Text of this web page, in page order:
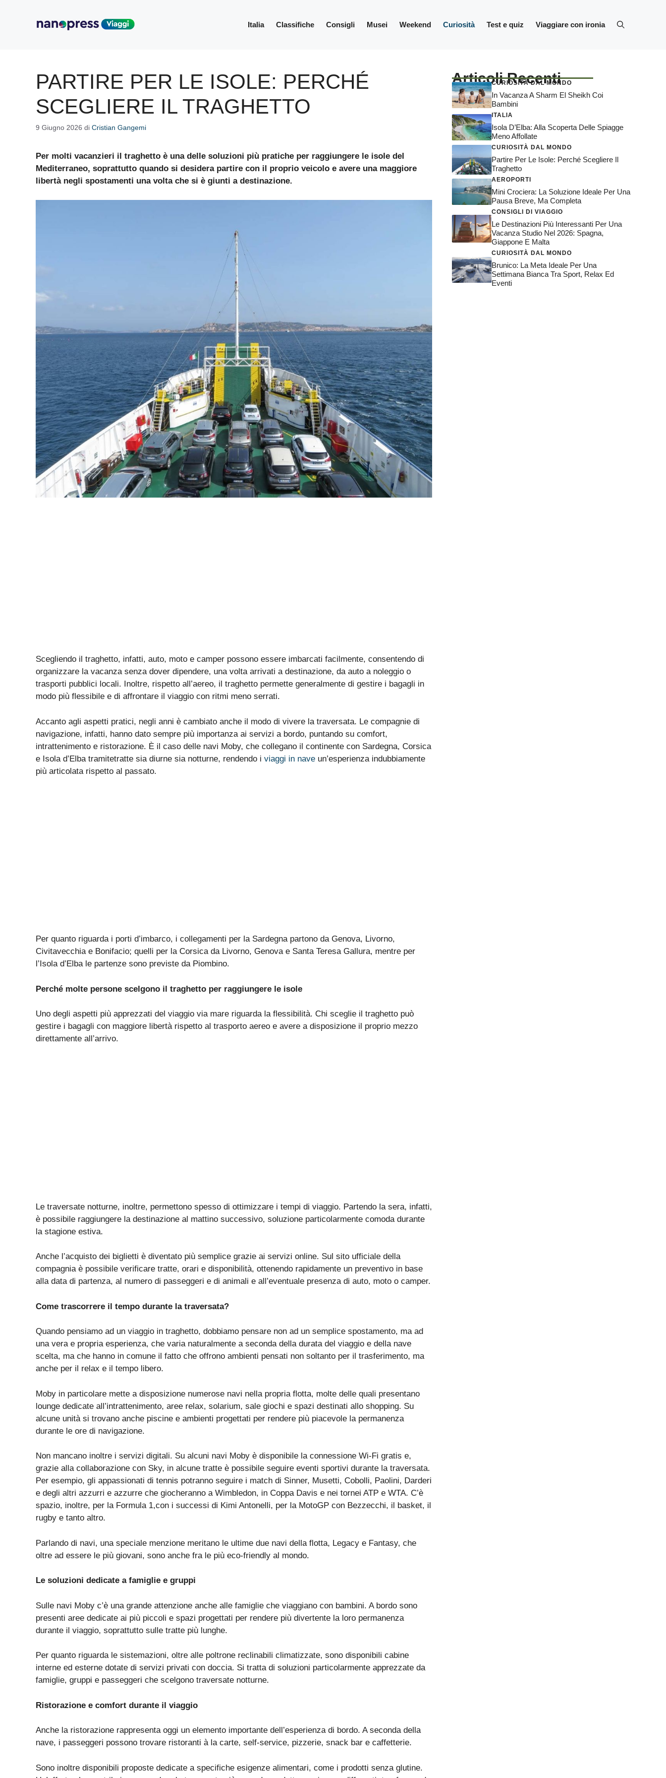
Italia Classifiche Consigli Musei Weekend Curiosità Test e quiz Viaggiare con ironia
PARTIRE PER LE ISOLE: PERCHÉ
SCEGLIERE IL TRAGHETTO
9 Giugno 2026 di Cristian Gangemi
Per molti vacanzieri il traghetto è una delle soluzioni più pratiche per raggiungere le isole del
Mediterraneo, soprattutto quando si desidera partire con il proprio veicolo e avere una maggiore
libertà negli spostamenti una volta che si è giunti a destinazione.
Scegliendo il traghetto, infatti, auto, moto e camper possono essere imbarcati facilmente, consentendo di
organizzare la vacanza senza dover dipendere, una volta arrivati a destinazione, da auto a noleggio o
trasporti pubblici locali. Inoltre, rispetto all’aereo, il traghetto permette generalmente di gestire i bagagli in
modo più flessibile e di affrontare il viaggio con ritmi meno serrati.
Accanto agli aspetti pratici, negli anni è cambiato anche il modo di vivere la traversata. Le compagnie di
navigazione, infatti, hanno dato sempre più importanza ai servizi a bordo, puntando su comfort,
intrattenimento e ristorazione. È il caso delle navi Moby, che collegano il continente con Sardegna, Corsica
e Isola d’Elba tramitetratte sia diurne sia notturne, rendendo i viaggi in nave un’esperienza indubbiamente
più articolata rispetto al passato.
Per quanto riguarda i porti d’imbarco, i collegamenti per la Sardegna partono da Genova, Livorno,
Civitavecchia e Bonifacio; quelli per la Corsica da Livorno, Genova e Santa Teresa Gallura, mentre per
l’Isola d’Elba le partenze sono previste da Piombino.
Perché molte persone scelgono il traghetto per raggiungere le isole
Uno degli aspetti più apprezzati del viaggio via mare riguarda la flessibilità. Chi sceglie il traghetto può
gestire i bagagli con maggiore libertà rispetto al trasporto aereo e avere a disposizione il proprio mezzo
direttamente all’arrivo.
Le traversate notturne, inoltre, permettono spesso di ottimizzare i tempi di viaggio. Partendo la sera, infatti,
è possibile raggiungere la destinazione al mattino successivo, soluzione particolarmente comoda durante
la stagione estiva.
Anche l’acquisto dei biglietti è diventato più semplice grazie ai servizi online. Sul sito ufficiale della
compagnia è possibile verificare tratte, orari e disponibilità, ottenendo rapidamente un preventivo in base
alla data di partenza, al numero di passeggeri e di animali e all’eventuale presenza di auto, moto o camper.
Come trascorrere il tempo durante la traversata?
Quando pensiamo ad un viaggio in traghetto, dobbiamo pensare non ad un semplice spostamento, ma ad
una vera e propria esperienza, che varia naturalmente a seconda della durata del viaggio e della nave
scelta, ma che hanno in comune il fatto che offrono ambienti pensati non soltanto per il trasferimento, ma
anche per il relax e il tempo libero.
Moby in particolare mette a disposizione numerose navi nella propria flotta, molte delle quali presentano
lounge dedicate all’intrattenimento, aree relax, solarium, sale giochi e spazi destinati allo shopping. Su
alcune unità si trovano anche piscine e ambienti progettati per rendere più piacevole la permanenza
durante le ore di navigazione.
Non mancano inoltre i servizi digitali. Su alcuni navi Moby è disponibile la connessione Wi-Fi gratis e,
grazie alla collaborazione con Sky, in alcune tratte è possibile seguire eventi sportivi durante la traversata.
Per esempio, gli appassionati di tennis potranno seguire i match di Sinner, Musetti, Cobolli, Paolini, Darderi
e degli altri azzurri e azzurre che giocheranno a Wimbledon, in Coppa Davis e nei tornei ATP e WTA. C’è
spazio, inoltre, per la Formula 1,con i successi di Kimi Antonelli, per la MotoGP con Bezzecchi, il basket, il
rugby e tanto altro.
Parlando di navi, una speciale menzione meritano le ultime due navi della flotta, Legacy e Fantasy, che
oltre ad essere le più giovani, sono anche fra le più eco-friendly al mondo.
Le soluzioni dedicate a famiglie e gruppi
Sulle navi Moby c’è una grande attenzione anche alle famiglie che viaggiano con bambini. A bordo sono
presenti aree dedicate ai più piccoli e spazi progettati per rendere più divertente la loro permanenza
durante il viaggio, soprattutto sulle tratte più lunghe.
Per quanto riguarda le sistemazioni, oltre alle poltrone reclinabili climatizzate, sono disponibili cabine
interne ed esterne dotate di servizi privati con doccia. Si tratta di soluzioni particolarmente apprezzate da
famiglie, gruppi e passeggeri che scelgono traversate notturne.
Ristorazione e comfort durante il viaggio
Anche la ristorazione rappresenta oggi un elemento importante dell’esperienza di bordo. A seconda della
nave, i passeggeri possono trovare ristoranti à la carte, self-service, pizzerie, snack bar e caffetterie.
Sono inoltre disponibili proposte dedicate a specifiche esigenze alimentari, come i prodotti senza glutine.
Articoli Recenti
CURIOSITÀ DAL MONDO
In Vacanza A Sharm El Sheikh Coi
Bambini
ITALIA
Isola D’Elba: Alla Scoperta Delle Spiagge
Meno Affollate
CURIOSITÀ DAL MONDO
Partire Per Le Isole: Perché Scegliere Il
Traghetto
AEROPORTI
Mini Crociera: La Soluzione Ideale Per Una
Pausa Breve, Ma Completa
CONSIGLI DI VIAGGIO
Le Destinazioni Più Interessanti Per Una
Vacanza Studio Nel 2026: Spagna,
Giappone E Malta
CURIOSITÀ DAL MONDO
Brunico: La Meta Ideale Per Una
Settimana Bianca Tra Sport, Relax Ed
Eventi